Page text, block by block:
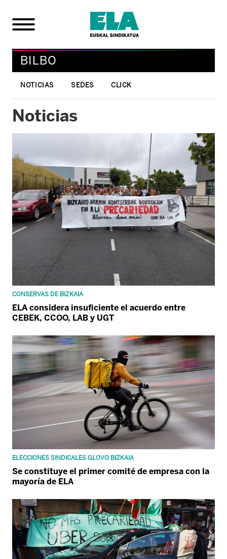
BILBO
NOTICIAS SEDES CLICK
Noticias
CONSERVAS DE BIZKAIA
ELA considera insuficiente el acuerdo entre
CEBEK, CCOO, LAB y UGT
ELECCIONES SINDICALES GLOVO BIZKAIA
Se constituye el primer comité de empresa con la
mayoría de ELA